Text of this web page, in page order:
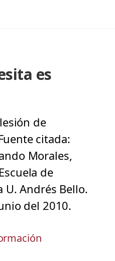
es
de
citada:
Morales,
de
U. Andrés Bello.
del 2010.